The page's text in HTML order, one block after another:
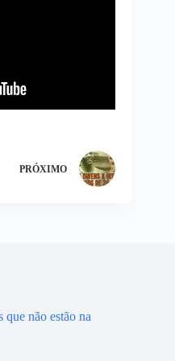
PRÓXIMO
que não estão na